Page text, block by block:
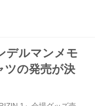
ので今の暑い時期に
売り切れになる人気ぶ
デルマンメモ
ツの発売が決